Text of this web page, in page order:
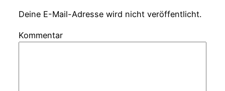
Deine E-Mail-Adresse wird nicht veröffentlicht.
Kommentar